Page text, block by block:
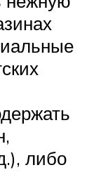
либо